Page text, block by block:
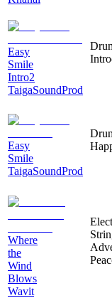
Easy
Smile
Intro2
TaigaSoundProd
Easy
Smile
TaigaSoundProd
Where
the
Wind
Blows
Wavit